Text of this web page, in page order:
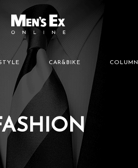
CAR&BIKE COLUMN